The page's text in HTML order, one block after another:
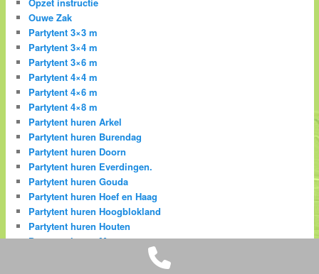
Opzet instructie
Ouwe Zak
Partytent 3×3 m
Partytent 3×4 m
Partytent 3×6 m
Partytent 4×4 m
Partytent 4×6 m
Partytent 4×8 m
Partytent huren Arkel
Partytent huren Burendag
Partytent huren Doorn
Partytent huren Everdingen.
Partytent huren Gouda
Partytent huren Hoef en Haag
Partytent huren Hoogblokland
Partytent huren Houten
Partytent huren Maarssen